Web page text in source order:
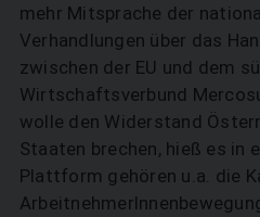
mehr Mitsprache der
Verhandlungen über das
zwischen der EU und dem
Wirtschaftsverbund
wolle den Widerstand
Staaten brechen, hieß es in
Plattform gehören u.a. die